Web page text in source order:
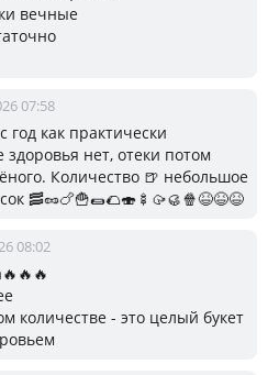
вечные
07:58
год как практически
здоровья нет, отеки потом
Количество 🍺 небольшое
🥓🥜🍗🍟🌯🌮🍣🍢🥠🥮🍿😆😆😆
08:02
количестве - это целый букет